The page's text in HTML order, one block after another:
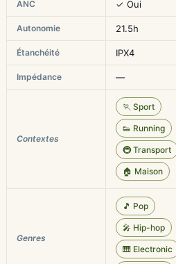
ANC ✓ Oui
Autonomie 21.5h
Étanchéité IPX4
Impédance —
Contextes
🏃 Sport
👟 Running
🚇 Transport
🏠 Maison
Genres
🎵 Pop
🎤 Hip-hop
🎹 Electronic